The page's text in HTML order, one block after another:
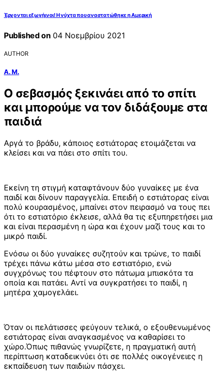
Έρχονται εξωγήινοι! Η νύχτα που αναστατώθηκε η Αμερική
Published on 04 Νοεμβρίου 2021
AUTHOR
Α. Μ.
Ο σεβασμός ξεκινάει από το σπίτι
και μπορούμε να τον διδάξουμε στα
παιδιά
Αργά το βράδυ, κάποιος εστιάτορας ετοιμάζεται να
κλείσει και να πάει στο σπίτι του.
Εκείνη τη στιγμή καταφτάνουν δύο γυναίκες με ένα
παιδί και δίνουν παραγγελία. Επειδή ο εστιάτορας είναι
πολύ κουρασμένος, μπαίνει στον πειρασμό να τους πει
ότι το εστιατόριο έκλεισε, αλλά θα τις εξυπηρετήσει μια
και είναι περασμένη η ώρα και έχουν μαζί τους και το
μικρό παιδί.
Ενόσω οι δύο γυναίκες συζητούν και τρώνε, το παιδί
τρέχει πάνω κάτω μέσα στο εστιατόριο, ενώ
συγχρόνως του πέφτουν στο πάτωμα μπισκότα τα
οποία και πατάει. Αντί να συγκρατήσει το παιδί, η
μητέρα χαμογελάει.
Όταν οι πελάτισσες φεύγουν τελικά, ο εξουθενωμένος
εστιάτορας είναι αναγκασμένος να καθαρίσει το
χώρο.Όπως πιθανώς γνωρίζετε, η πραγματική αυτή
περίπτωση καταδεικνύει ότι σε πολλές οικογένειες η
εκπαίδευση των παιδιών πάσχει.